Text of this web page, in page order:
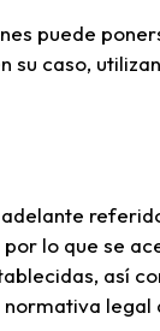
puede
su caso,
adelante
lo que se
así
legal